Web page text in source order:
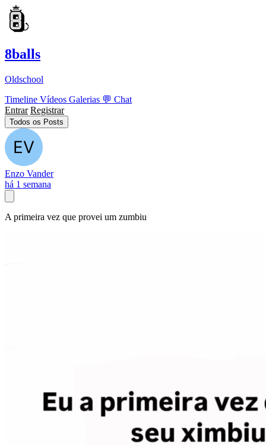
8balls
Oldschool
Timeline Vídeos Galerias 💬 Chat
Entrar Registrar
Todos os Posts
Enzo Vander
há 1 semana
A primeira vez que provei um zumbiu